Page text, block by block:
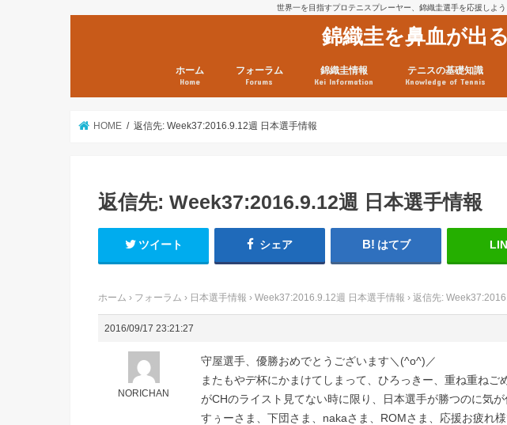
世界一を目指すプロテニスプレーヤー、錦織圭選手を応援し
錦織圭を鼻血が出
ホーム
Home
フォーラム
Forums
錦織圭情報
Kei Information
日現在）
点）
テニスの基礎知識
Knowledge of Tennis
HOME 返信先: Week37:2016.9.12週 日本選手情報
返信先: Week37:2016.9.12週 日本選手情報
ツイート シェア はてブ
ホーム › フォーラム › 日本選手情報 › Week37:2016.9.12週 日本選手情報 › 返信先:
2016/09/17 23:21:27
NORICHAN
守屋選手、優勝おめでとうございます＼(^o^)／
またもやデ杯にかまけてしまって、ひろっきー、重ね重ね
がCHのライスト見てない時に限り、日本選手が勝つのに気
すぅーさま、下団さま、nakaさま、ROMさま、応援お疲れ様